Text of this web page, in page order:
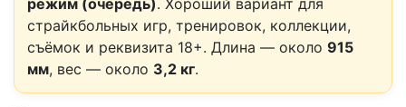
режим (очередь). Хороший вариант для
страйкбольных игр, тренировок, коллекции,
съёмок и реквизита 18+. Длина — около 915
мм, вес — около 3,2 кг.